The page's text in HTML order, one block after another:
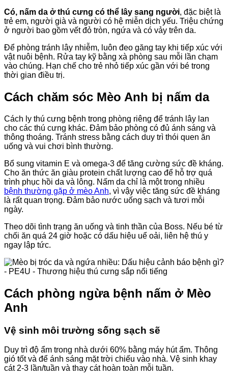
Có, nấm da ở thú cưng có thể lây sang người, đặc biệt là
trẻ em, người già và người có hệ miễn dịch yếu. Triệu chứng
ở người bao gồm vết đỏ tròn, ngứa và có vảy trên da.
Để phòng tránh lây nhiễm, luôn đeo găng tay khi tiếp xúc với
vật nuôi bệnh. Rửa tay kỹ bằng xà phòng sau mỗi lần chạm
vào chúng. Hạn chế cho trẻ nhỏ tiếp xúc gần với bé trong
thời gian điều trị.
Cách chăm sóc Mèo Anh bị nấm da
Cách ly thú cưng bệnh trong phòng riêng để tránh lây lan
cho các thú cưng khác. Đảm bảo phòng có đủ ánh sáng và
thông thoáng. Tránh stress bằng cách duy trì thói quen ăn
uống và vui chơi bình thường.
Bổ sung vitamin E và omega-3 để tăng cường sức đề kháng.
Cho ăn thức ăn giàu protein chất lượng cao để hỗ trợ quá
trình phục hồi da và lông. Nấm da chỉ là một trong nhiều
bệnh thường gặp ở mèo Anh, vì vậy việc tăng sức đề kháng
là rất quan trọng. Đảm bảo nước uống sạch và tươi mỗi
ngày.
Theo dõi tình trạng ăn uống và tinh thần của Boss. Nếu bé từ
chối ăn quá 24 giờ hoặc có dấu hiệu uể oải, liên hệ thú y
ngay lập tức.
Cách phòng ngừa bệnh nấm ở Mèo
Anh
Vệ sinh môi trường sống sạch sẽ
Duy trì độ ẩm trong nhà dưới 60% bằng máy hút ẩm. Thông
gió tốt và để ánh sáng mặt trời chiếu vào nhà. Vệ sinh khay
cát 2-3 lần/tuần và thay cát hoàn toàn mỗi tuần.